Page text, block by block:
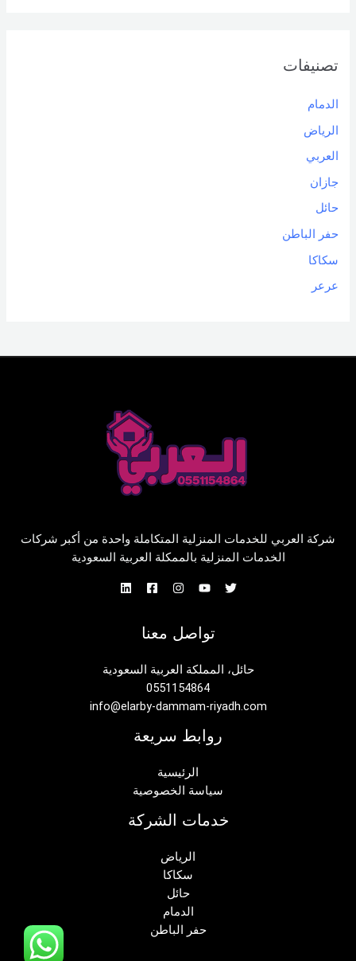
تصنيفات
الدمام
الرياض
العربي
جازان
حائل
حفر الباطن
سكاكا
عرعر
شركة العربي للخدمات المنزلية المتكاملة واحدة من أكبر شركات
الخدمات المنزلية بالممكلة العربية السعودية
تواصل معنا
حائل، المملكة العربية السعودية
0551154864
info@elarby-dammam-riyadh.com
روابط سريعة
الرئيسية
سياسة الخصوصية
خدمات الشركة
الرياض
سكاكا
حائل
الدمام
حفر الباطن